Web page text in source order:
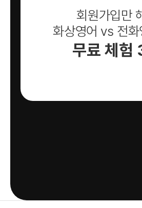
회원가입만
화상영어 vs 전화
무료 체험